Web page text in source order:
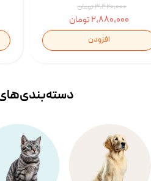
۳,۴۲۰,۰۰۰ تومان
۲,۸۸۰,۰۰۰ تومان
افزودن